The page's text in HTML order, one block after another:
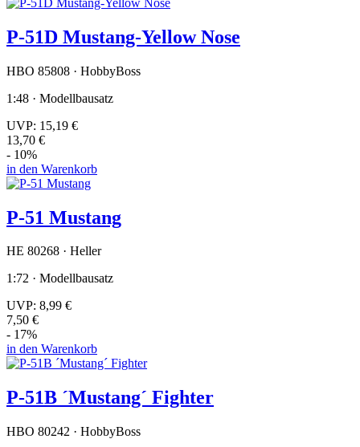
P-51D Mustang-Yellow Nose
HBO 85808 · HobbyBoss
1:48 · Modellbausatz
UVP: 15,19 €
13,70 €
- 10%
in den Warenkorb
P-51 Mustang
HE 80268 · Heller
1:72 · Modellbausatz
UVP: 8,99 €
7,50 €
- 17%
in den Warenkorb
P-51B ´Mustang´ Fighter
HBO 80242 · HobbyBoss